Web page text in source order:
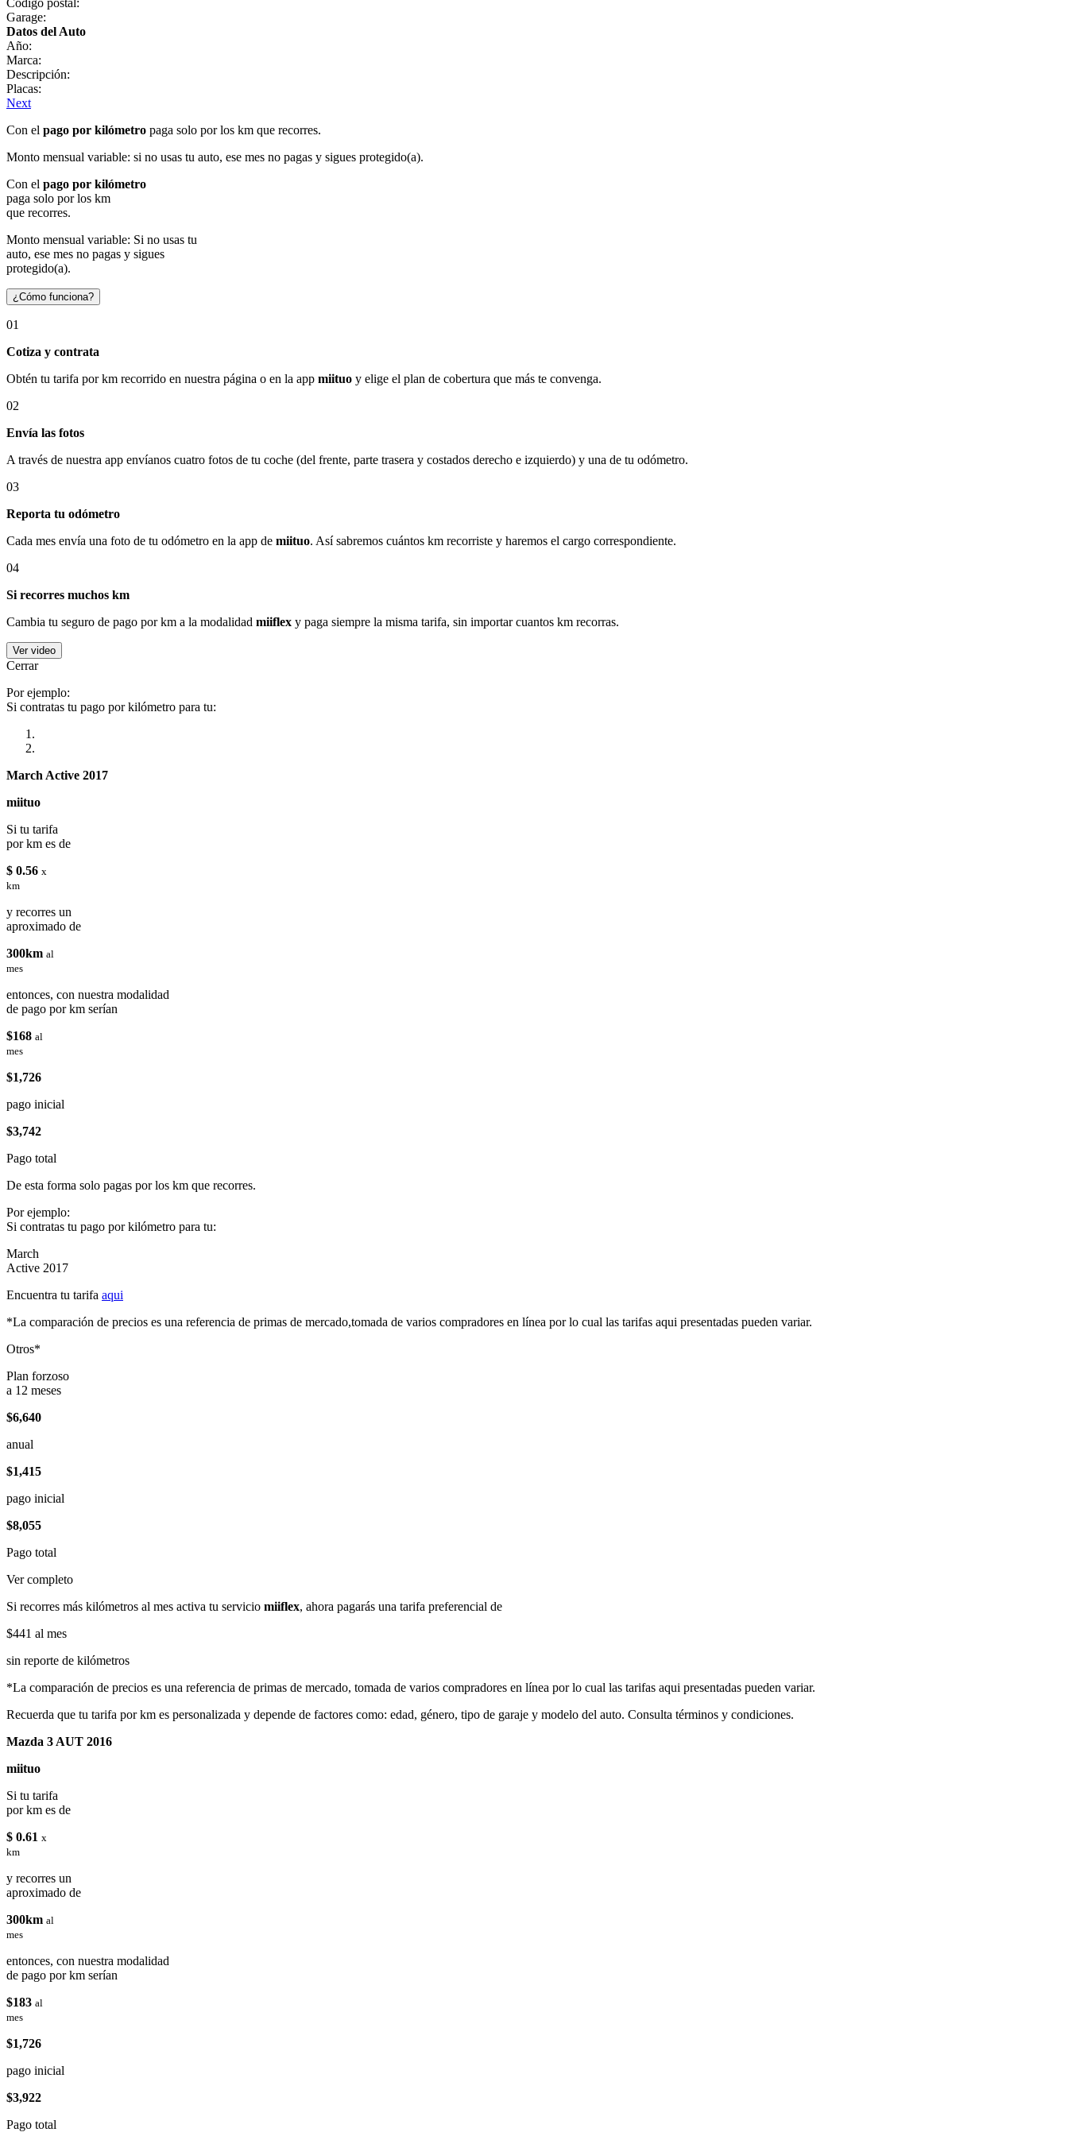
Garage:
Datos del Auto
Año:
Marca:
Descripción:
Placas:
Next
Con el pago por kilómetro paga solo por los km que recorres.
Monto mensual variable: si no usas tu auto, ese mes no pagas y sigues protegido(a).
Con el pago por kilómetro
paga solo por los km
que recorres.
Monto mensual variable: Si no usas tu
auto, ese mes no pagas y sigues
protegido(a).
¿Cómo funciona?
01
Cotiza y contrata
Obtén tu tarifa por km recorrido en nuestra página o en la app miituo y elige el plan de cobertura que más te convenga.
02
Envía las fotos
A través de nuestra app envíanos cuatro fotos de tu coche (del frente, parte trasera y costados derecho e izquierdo) y una de tu odómetro.
03
Reporta tu odómetro
Cada mes envía una foto de tu odómetro en la app de miituo. Así sabremos cuántos km recorriste y haremos el cargo correspondiente.
04
Si recorres muchos km
Cambia tu seguro de pago por km a la modalidad miiflex y paga siempre la misma tarifa, sin importar cuantos km recorras.
Ver video
Cerrar
Por ejemplo:
Si contratas tu pago por kilómetro para tu:
March Active 2017
miituo
Si tu tarifa
por km es de
$ 0.56 x
km
y recorres un
aproximado de
300km al
mes
entonces, con nuestra modalidad
de pago por km serían
$168 al
mes
$1,726
pago inicial
$3,742
Pago total
De esta forma solo pagas por los km que recorres.
Por ejemplo:
Si contratas tu pago por kilómetro para tu:
March
Active 2017
Encuentra tu tarifa aqui
*La comparación de precios es una referencia de primas de mercado,tomada de varios compradores en línea por lo cual las tarifas aqui presentadas pueden variar.
Otros*
Plan forzoso
a 12 meses
$6,640
anual
$1,415
pago inicial
$8,055
Pago total
Ver completo
Si recorres más kilómetros al mes activa tu servicio miiflex, ahora pagarás una tarifa preferencial de
$441 al mes
sin reporte de kilómetros
*La comparación de precios es una referencia de primas de mercado, tomada de varios compradores en línea por lo cual las tarifas aqui presentadas pueden variar.
Recuerda que tu tarifa por km es personalizada y depende de factores como: edad, género, tipo de garaje y modelo del auto. Consulta términos y condiciones.
Mazda 3 AUT 2016
miituo
Si tu tarifa
por km es de
$ 0.61 x
km
y recorres un
aproximado de
300km al
mes
entonces, con nuestra modalidad
de pago por km serían
$183 al
mes
$1,726
pago inicial
$3,922
Pago total